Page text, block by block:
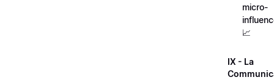
micro-
📈
IX - La